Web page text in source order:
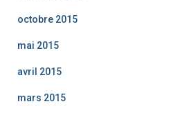
octobre 2015
mai 2015
avril 2015
mars 2015